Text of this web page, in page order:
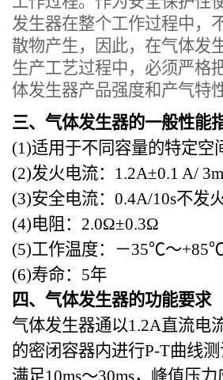
发生器在整个工作过程中，
散物产生，因此，在气体发
生产工艺过程中，必须严格
体发生器产品强度和产气特性
三、 气体发生器的一般性能
(1)适用于不同容量的特定空
(2)发火电流：1.2A±0.1 A/ 3
(3)安全电流：0.4A/10s不发
(4)电阻：2.0Ω±0.3Ω
(5)工作温度：－35℃～+85
(6)寿命：5年
四、 气体发生器的功能要求
气体发生器通以1.2A直流电
的密闭容器内进行P-T曲线